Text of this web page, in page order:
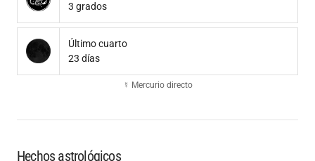
3 grados
Último cuarto
23 días
☿ Mercurio directo
Hechos astrológicos